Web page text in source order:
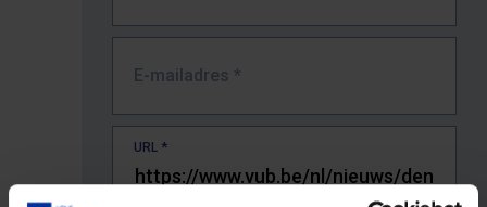
E-mailadres *
URL *